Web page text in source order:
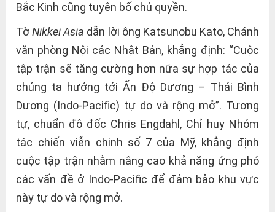
Bắc Kinh cũng tuyên bố chủ quyền.
TờNikkei Asia dẫn lời ông Katsunobu Kato, Chánh
văn phòng Nội các Nhật Bản, khẳng định: “Cuộc
tập trận sẽ tăng cường hơn nữa sự hợp tác của
chúng ta hướng tới Ấn Độ Dương – Thái Bình
Dương (Indo-Pacific) tự do và rộng mở”. Tương
tự, chuẩn đô đốc Chris Engdahl, Chỉ huy Nhóm
tác chiến viễn chinh số 7 của Mỹ, khẳng định
cuộc tập trận nhằm nâng cao khả năng ứng phó
các vấn đề ở Indo-Pacific để đảm bảo khu vực
này tự do và rộng mở.